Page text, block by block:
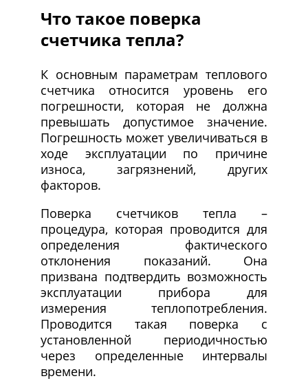
Что такое поверка
счетчика тепла?
К основным параметрам теплового
счетчика относится уровень его
погрешности, которая не должна
превышать допустимое значение.
Погрешность может увеличиваться в
ходе эксплуатации по причине
износа, загрязнений, других
факторов.
Поверка счетчиков тепла –
процедура, которая проводится для
определения фактического
отклонения показаний. Она
призвана подтвердить возможность
эксплуатации прибора для
измерения теплопотребления.
Проводится такая поверка с
установленной периодичностью
через определенные интервалы
времени.